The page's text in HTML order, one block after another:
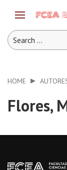
HOME
Flores,